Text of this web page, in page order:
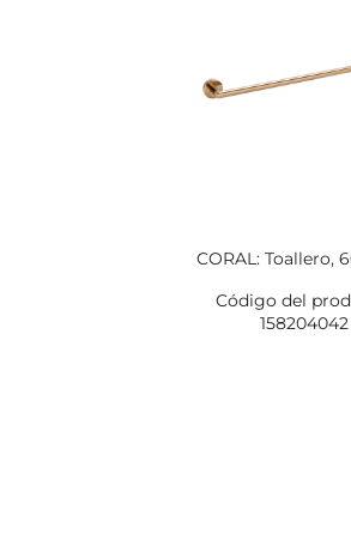
CORAL: Toallero,
Código del
158204042